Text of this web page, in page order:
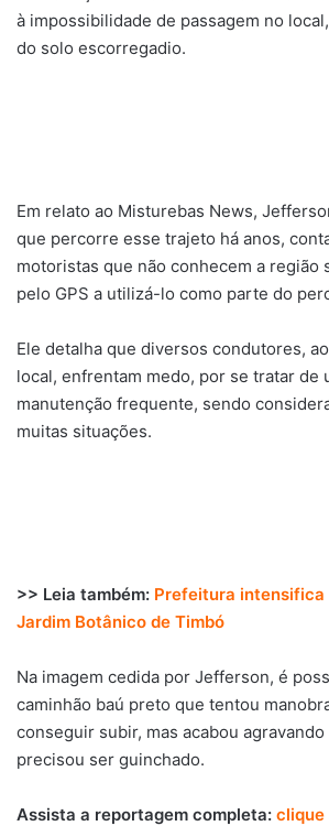
à impossibilidade de passagem no
do solo escorregadio.
Em relato ao Misturebas News,
que percorre esse trajeto há anos,
motoristas que não conhecem a região
pelo GPS a utilizá-lo como parte do
Ele detalha que diversos condutores,
local, enfrentam medo, por se tratar de
manutenção frequente, sendo
muitas situações.
>> Leia também: Prefeitura intensifica
Jardim Botânico de Timbó
Na imagem cedida por Jefferson, é
caminhão baú preto que tentou
conseguir subir, mas acabou agravando
precisou ser guinchado.
Assista a reportagem completa: clique